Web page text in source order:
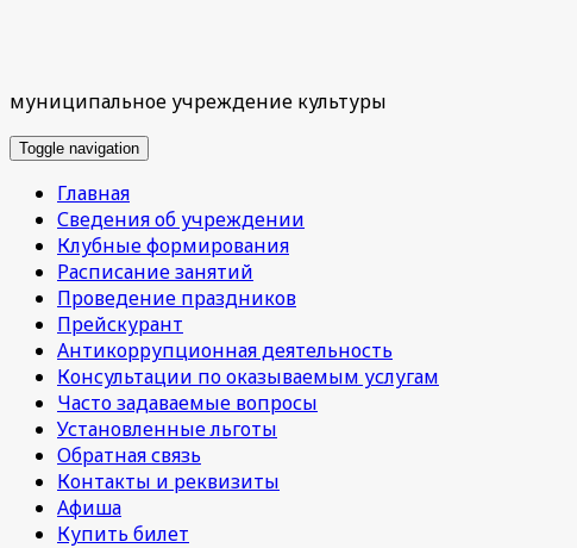
муниципальное учреждение культуры
Toggle navigation
Главная
Сведения об учреждении
Клубные формирования
Расписание занятий
Проведение праздников
Прейскурант
Антикоррупционная деятельность
Консультации по оказываемым услугам
Часто задаваемые вопросы
Установленные льготы
Обратная связь
Контакты и реквизиты
Афиша
Купить билет